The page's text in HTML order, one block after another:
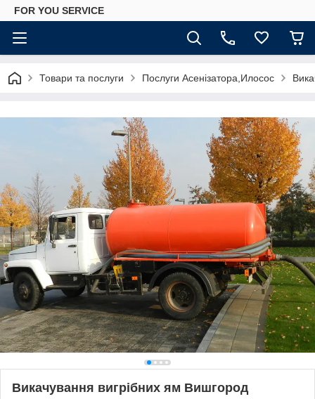
FOR YOU SERVICE
Товари та послуги Послуги Асенізатора,Илосос
Викачування вигрібних ям Вишгород